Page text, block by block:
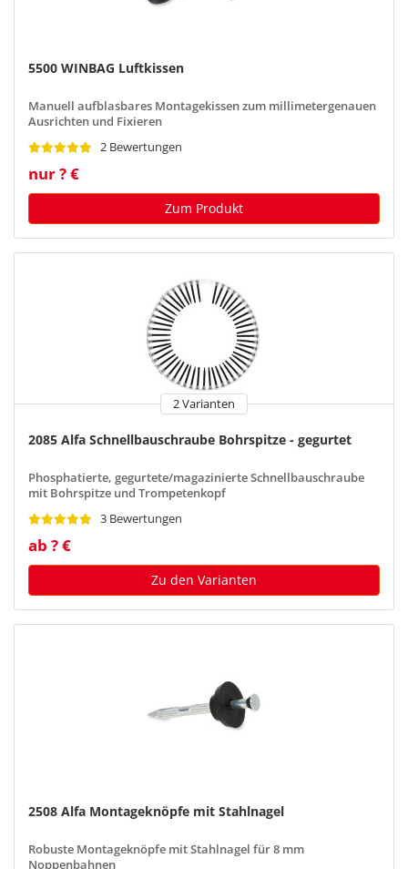
5500 WINBAG Luftkissen
Manuell aufblasbares Montagekissen zum millimetergenauen
Ausrichten und Fixieren
2 Bewertungen
nur ? €
Zum Produkt
2 Varianten
2085 Alfa Schnellbauschraube Bohrspitze - gegurtet
Phosphatierte, gegurtete/magazinierte Schnellbauschraube
mit Bohrspitze und Trompetenkopf
3 Bewertungen
ab ? €
Zu den Varianten
2508 Alfa Montageknöpfe mit Stahlnagel
Robuste Montageknöpfe mit Stahlnagel für 8 mm
Noppenbahnen